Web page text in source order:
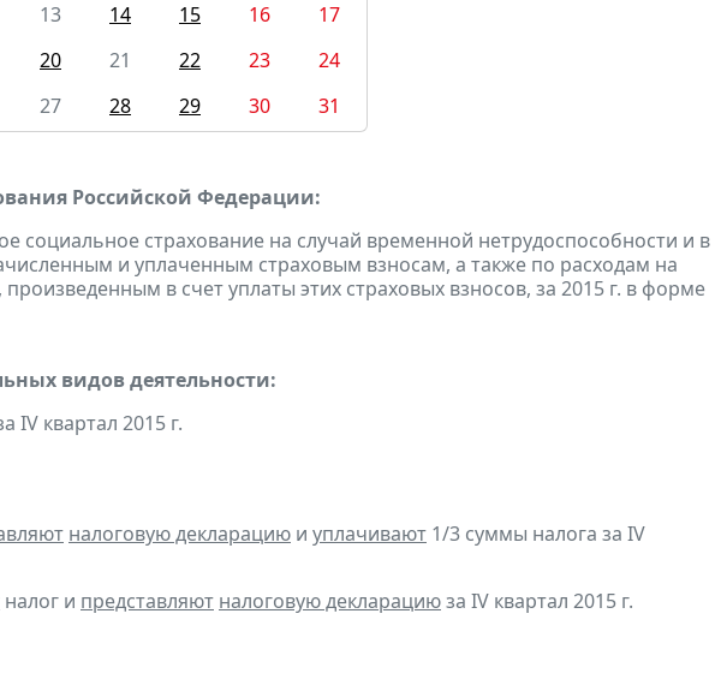
13 14 15 16
17
20 21 22 23
24
27 28 29 30 31
Российской Федерации:
социальное страхование на случай временной нетрудоспособности и в
и уплаченным страховым взносам, а также по расходам на
в счет уплаты этих страховых взносов, за 2015 г. в форме
видов деятельности:
IV квартал 2015 г.
налоговую декларацию и уплачивают 1/3 суммы налога за IV
налог и представляют налоговую декларациюза IV квартал 2015 г.